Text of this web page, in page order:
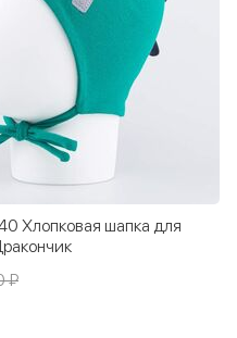
Хлопковая шапка для
₽